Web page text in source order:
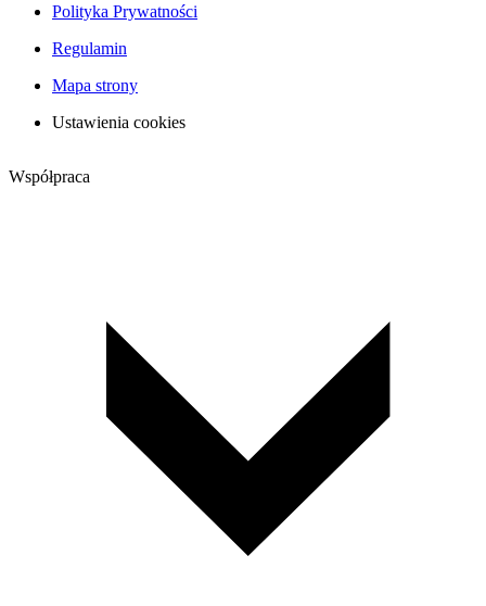
Polityka Prywatności
Regulamin
Mapa strony
Ustawienia cookies
Współpraca